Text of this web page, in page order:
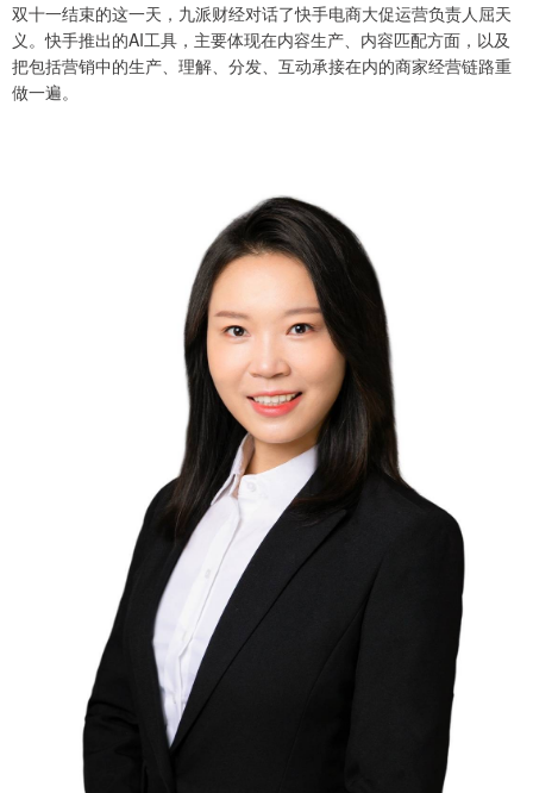
双十一结束的这一天，九派财经对话了快手电商大促运营负责人屈天
义。快手推出的AI工具，主要体现在内容生产、内容匹配方面，以及
把包括营销中的生产、理解、分发、互动承接在内的商家经营链路重
做一遍。